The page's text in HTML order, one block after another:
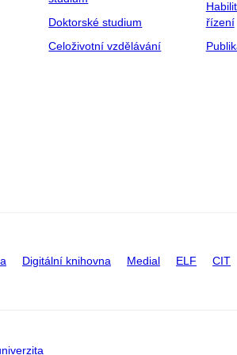
Doktorské studium
Celoživotní vzdělávání
řízení
Digitální knihovna Medial ELF CIT